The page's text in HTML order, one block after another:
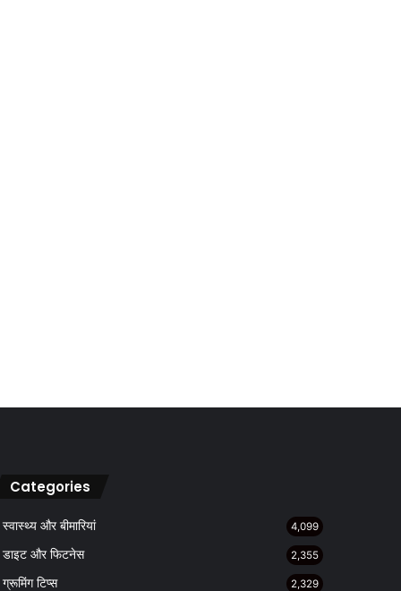
Categories
स्वास्थ्य और बीमारियां 4,099
डाइट और फिटनेस 2,355
ग्रूमिंग टिप्स 2,329